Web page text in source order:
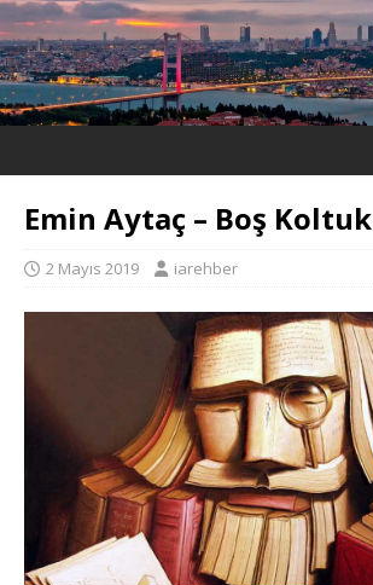
Emin Aytaç – Boş Koltuk
2 Mayıs 2019 iarehber